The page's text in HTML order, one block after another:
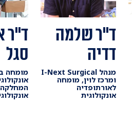
ד"ר שלמה
דדיה
מנהל I-Next Surgical
ומרכז לוין, מומחה
לאורתופדיה
אונקולוגית
ד''ר
סגל
מומחה
המחלקה